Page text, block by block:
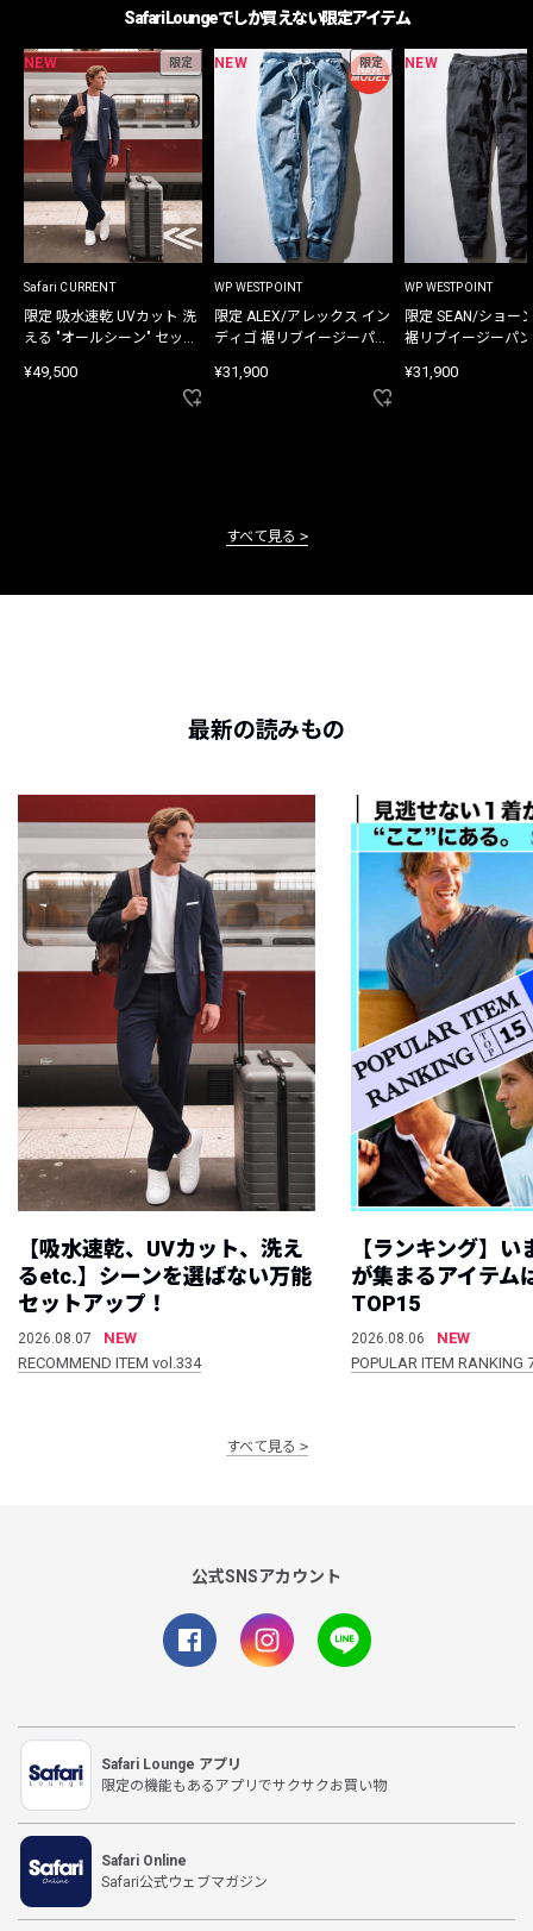
Safari Loungeでしか買えない限定アイテム
NEW 限定
Safari CURRENT
限定 吸水速乾 UVカット 洗
える "オールシーン" セット
¥49,500
NEW 限定
WP WESTPOINT
限定 ALEX/アレックス イン
ディゴ 裾リブイージーパン
¥31,900
NEW
WP WESTPOINT
限定 SEAN/ショー
裾リブイージーパ
¥31,900
すべて見る
最新の読みもの
【吸水速乾、UVカット、洗え
るetc.】シーンを選ばない万能
セットアップ！
2026.08.07
NEW
RECOMMEND ITEM vol.334
【ランキング】
が集まるアイテム
TOP15
2026.08.06
NEW
POPULAR ITEM
すべて見る
公式SNSアカウント
Safari Lounge アプリ
限定の機能もあるアプリでサクサクお買い物
Safari Online
Safari公式ウェブマガジン